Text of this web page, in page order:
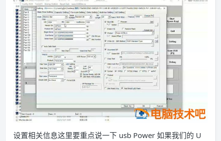
设置相关信息这里要重点说一下 usb Power 如果我们的 U